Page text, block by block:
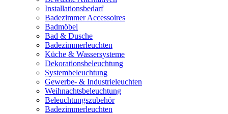
Installationsbedarf
Badezimmer Accessoires
Badmöbel
Bad & Dusche
Badezimmerleuchten
Küche & Wassersysteme
Dekorationsbeleuchtung
Systembeleuchtung
Gewerbe- & Industrieleuchten
Weihnachtsbeleuchtung
Beleuchtungszubehör
Badezimmerleuchten